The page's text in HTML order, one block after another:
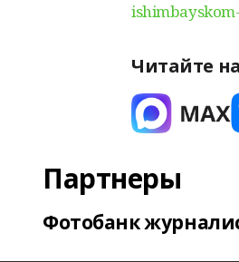
Читайте
Партнеры
Фотобанк